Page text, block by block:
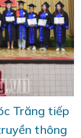
Trăng tiếp
thông